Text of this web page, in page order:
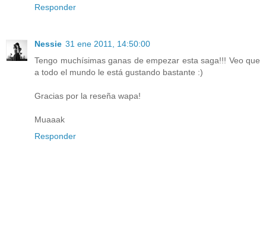
Responder
Nessie 31 ene 2011, 14:50:00
Tengo muchísimas ganas de empezar esta saga!!! Veo que
a todo el mundo le está gustando bastante :)
Gracias por la reseña wapa!
Muaaak
Responder